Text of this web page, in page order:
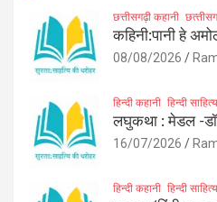
छत्तीसगढ़ी कहानी
कहिनी:पानी हे
08/08/2026
हिन्दी कहानी हिन्दी साहित्य
लघुकथा : मेडल -डॉ.
16/07/2026
हिन्दी कहानी हिन्दी साहित्य